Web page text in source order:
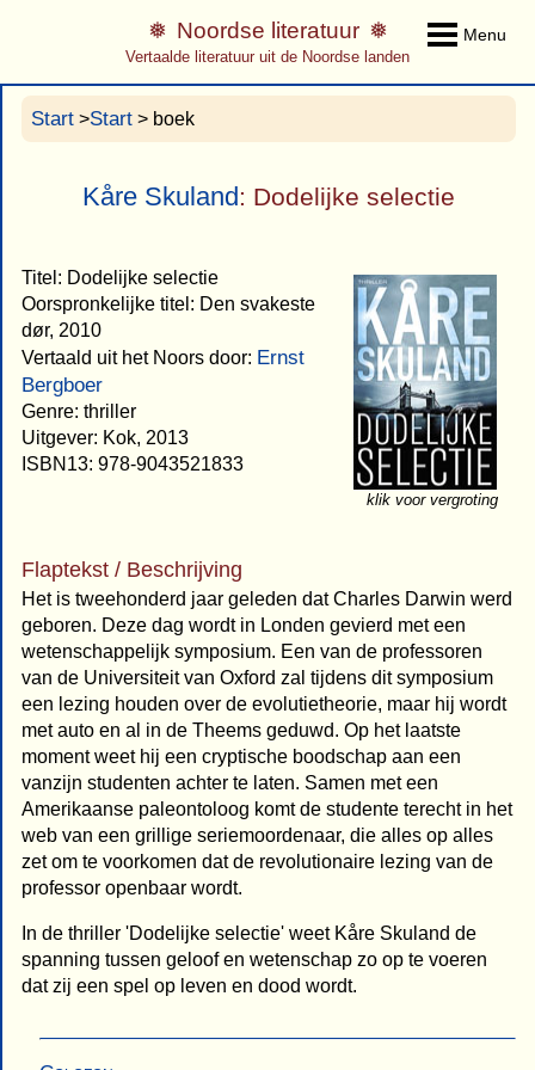
Menu
Noordse literatuur
Vertaalde literatuur uit de Noordse landen
Start >Start > boek
Kåre Skuland: Dodelijke selectie
klik voor vergroting
Titel: Dodelijke selectie
Oorspronkelijke titel: Den svakeste
dør, 2010
Vertaald uit het Noors door: Ernst
Bergboer
Genre: thriller
Uitgever: Kok, 2013
ISBN13: 978-9043521833
Flaptekst / Beschrijving
Het is tweehonderd jaar geleden dat Charles Darwin werd
geboren. Deze dag wordt in Londen gevierd met een
wetenschappelijk symposium. Een van de professoren
van de Universiteit van Oxford zal tijdens dit symposium
een lezing houden over de evolutietheorie, maar hij wordt
met auto en al in de Theems geduwd. Op het laatste
moment weet hij een cryptische boodschap aan een
vanzijn studenten achter te laten. Samen met een
Amerikaanse paleontoloog komt de studente terecht in het
web van een grillige seriemoordenaar, die alles op alles
zet om te voorkomen dat de revolutionaire lezing van de
professor openbaar wordt.
In de thriller 'Dodelijke selectie' weet Kåre Skuland de
spanning tussen geloof en wetenschap zo op te voeren
dat zij een spel op leven en dood wordt.